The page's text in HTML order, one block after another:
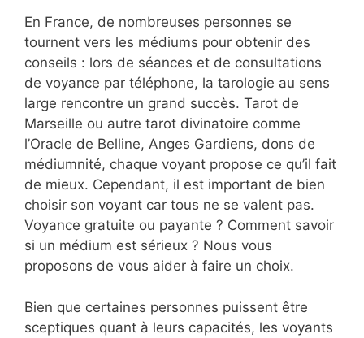
En France, de nombreuses personnes se
tournent vers les médiums pour obtenir des
conseils : lors de séances et de consultations
de voyance par téléphone, la tarologie au sens
large rencontre un grand succès. Tarot de
Marseille ou autre tarot divinatoire comme
l’Oracle de Belline, Anges Gardiens, dons de
médiumnité, chaque voyant propose ce qu’il fait
de mieux. Cependant, il est important de bien
choisir son voyant car tous ne se valent pas.
Voyance gratuite ou payante ? Comment savoir
si un médium est sérieux ? Nous vous
proposons de vous aider à faire un choix.
Bien que certaines personnes puissent être
sceptiques quant à leurs capacités, les voyants